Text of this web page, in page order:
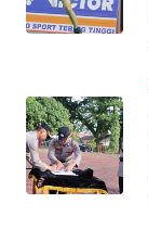
MAJALENGKA
WN
SUKABUMI